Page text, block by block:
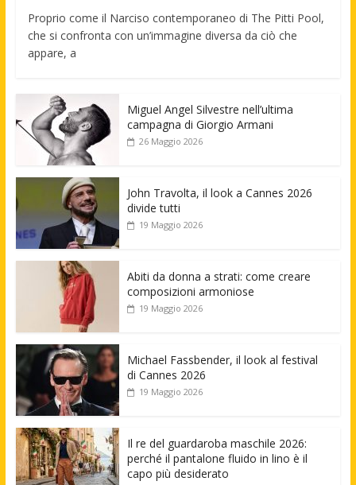
Proprio come il Narciso contemporaneo di The Pitti Pool,
che si confronta con un’immagine diversa da ciò che
appare, a
Miguel Angel Silvestre nell’ultima
campagna di Giorgio Armani
26 Maggio 2026
John Travolta, il look a Cannes 2026
divide tutti
19 Maggio 2026
Abiti da donna a strati: come creare
composizioni armoniose
19 Maggio 2026
Michael Fassbender, il look al festival
di Cannes 2026
19 Maggio 2026
Il re del guardaroba maschile 2026:
perché il pantalone fluido in lino è il
capo più desiderato